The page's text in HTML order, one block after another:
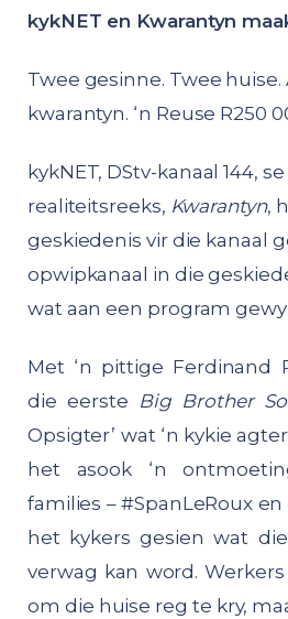
kykNET en Kwarantyn
Twee gesinne. Twee huise.
kwarantyn. ‘n Reuse R250
kykNET, DStv-kanaal 144,
realiteitsreeks, Kwarantyn,
geskiedenis vir die kanaal
opwipkanaal in die
wat aan een program
Met ‘n pittige Ferdinand
die eerste Big Brother
Opsigter’ wat ‘n kykie
het asook ‘n
families – #SpanLeRoux
het kykers gesien wat
verwag kan word.
om die huise reg te kry,